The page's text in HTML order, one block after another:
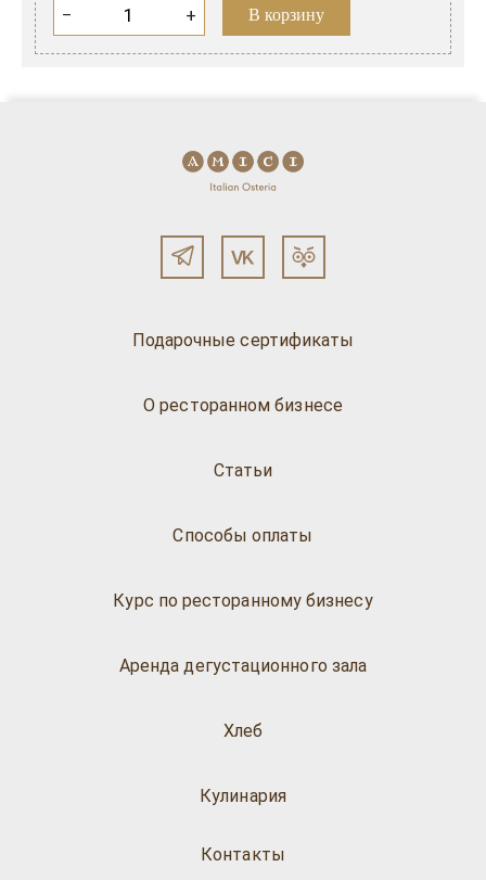
− + В корзину
Подарочные сертификаты
О ресторанном бизнесе
Статьи
Способы оплаты
Курс по ресторанному бизнесу
Аренда дегустационного зала
Хлеб
Кулинария
Контакты